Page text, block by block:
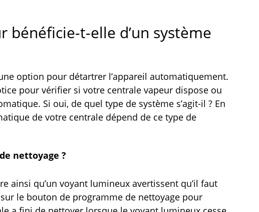
bénéficie-t-elle d’un système
option pour détartrer l’appareil automatiquement.
pour vérifier si votre centrale vapeur dispose ou
Si oui, de quel type de système s’agit-il ? En
de votre centrale dépend de ce type de
nettoyage ?
ainsi qu’un voyant lumineux avertissent qu’il faut
le bouton de programme de nettoyage pour